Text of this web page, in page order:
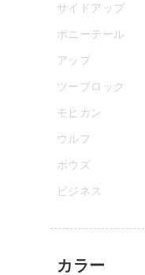
サイドアップ
ポニーテール
アップ
ツーブロック
モヒカン
ウルフ
ボウズ
ビジネス
カラー